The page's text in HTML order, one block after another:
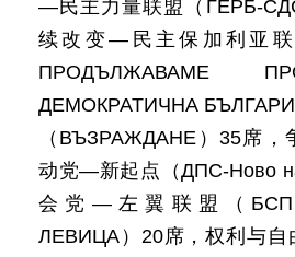
—民主力量联盟（ГЕРБ-
续改变—民主保加利亚
ПРОДЪЛЖАВАМЕ
ДЕМОКРАТИЧНА
（ВЪЗРАЖДАНЕ）35席，
动党—新起点（ДПС-Ново
会党—左翼联盟（
ЛЕВИЦА）20席，权利与